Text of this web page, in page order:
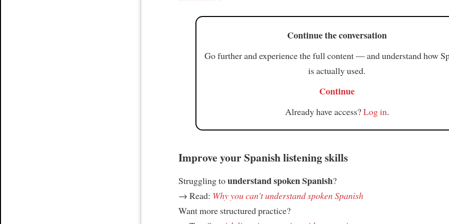
Continue the conversation
Go further and experience the full content — and understand how
is actually used.
Continue
Already have access?Log in.
Improve your Spanish listening skills
Struggling tounderstand spoken Spanish?
→ Read: Why you can't understand spoken Spanish
Want more structured practice?